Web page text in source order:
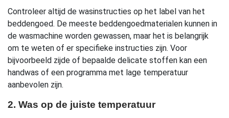
Controleer altijd de wasinstructies op het label van het
beddengoed. De meeste beddengoedmaterialen kunnen in
de wasmachine worden gewassen, maar het is belangrijk
om te weten of er specifieke instructies zijn. Voor
bijvoorbeeld zijde of bepaalde delicate stoffen kan een
handwas of een programma met lage temperatuur
aanbevolen zijn.
2. Was op de juiste temperatuur